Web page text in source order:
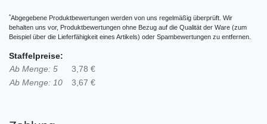
*Abgegebene Produktbewertungen werden von uns regelmäßig überprüft. Wir
behalten uns vor, Produktbewertungen ohne Bezug auf die Qualität der Ware (zum
Beispiel über die Lieferfähigkeit eines Artikels) oder Spambewertungen zu entfernen.
Staffelpreise:
Ab Menge: 5
3,78 €
Ab Menge: 10
3,67 €